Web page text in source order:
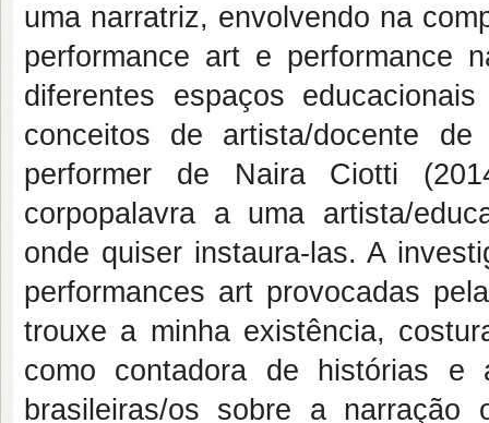
uma narratriz, envolvendo na
performance art e performance
diferentes espaços
conceitos de artista/docente
performer de Naira Ciotti
corpopalavra a uma artista/
onde quiser instaura-las. A
performances art provocadas
trouxe a minha existência,
como contadora de histórias e
brasileiras/os sobre a narração